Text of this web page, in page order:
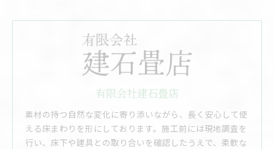
有限会社建石畳店
素材の持つ自然な変化に寄り添いながら、長く安心して使
える床まわりを形にしております。施工前には現地調査を
行い、床下や建具との取り合いを確認したうえで、柔軟な